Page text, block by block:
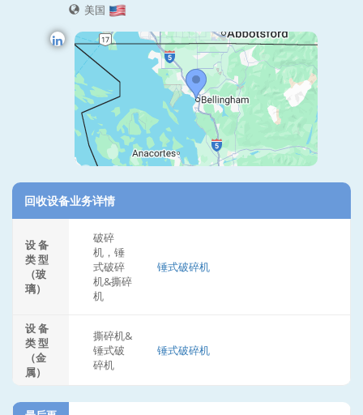
美国
回收设备业务详情
设 备
类 型
（玻
璃）
破碎
机，锤
式破碎
机&撕碎
机
锤式破碎机
设 备
类 型
（金
属）
撕碎机&
锤式破
碎机
锤式破碎机